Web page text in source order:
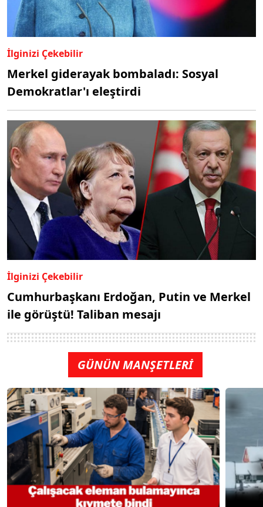
İlginizi Çekebilir
Merkel giderayak bombaladı: Sosyal
Demokratlar'ı eleştirdi
İlginizi Çekebilir
Cumhurbaşkanı Erdoğan, Putin ve Merkel
ile görüştü! Taliban mesajı
GÜNÜN MANŞETLERİ